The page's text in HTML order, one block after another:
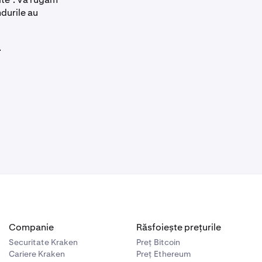
trei cifre.-
șapte
numere,
au
Companie
Securitate Kraken
Cariere Kraken
Răsfoiește prețurile
Preț Bitcoin
Preț Ethereum